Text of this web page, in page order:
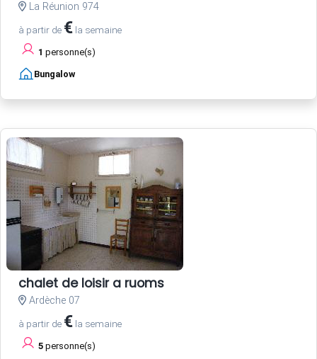
La Réunion 974
à partir de € la semaine
1 personne(s)
Bungalow
chalet de loisir a ruoms
Ardèche 07
à partir de € la semaine
5 personne(s)